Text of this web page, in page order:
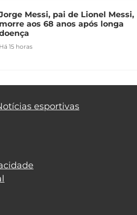
Messi, pai de Lionel Messi,
morre aos 68 anos após longa
Há 15 horas